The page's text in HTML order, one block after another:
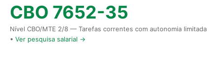
CBO 7652-35
Nível CBO/MTE 2/8 — Tarefas correntes com autonomia limitada
• Ver pesquisa salarial →